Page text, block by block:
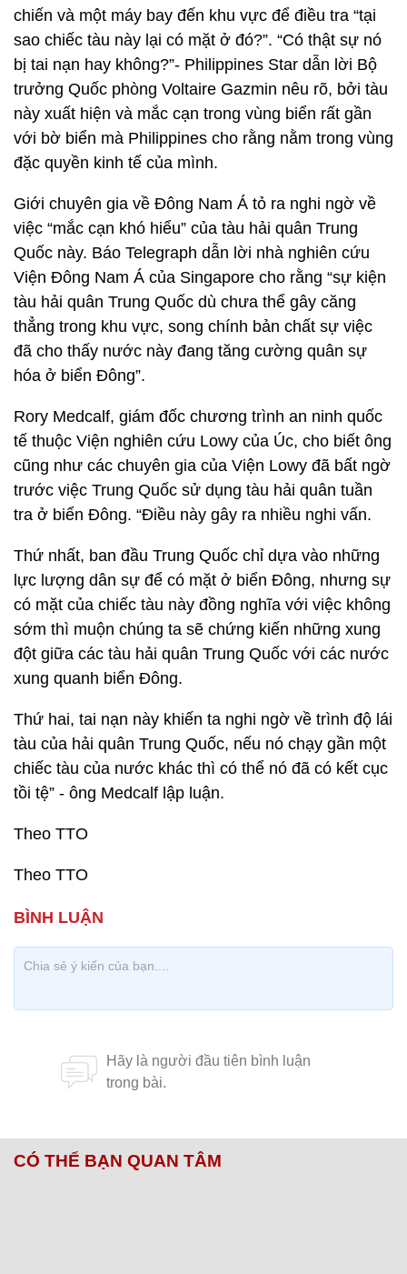
chiến và một máy bay đến khu vực để điều tra “tại
sao chiếc tàu này lại có mặt ở đó?”. “Có thật sự nó
bị tai nạn hay không?”- Philippines Star dẫn lời Bộ
trưởng Quốc phòng Voltaire Gazmin nêu rõ, bởi tàu
này xuất hiện và mắc cạn trong vùng biển rất gần
với bờ biển mà Philippines cho rằng nằm trong vùng
đặc quyền kinh tế của mình.
Giới chuyên gia về Đông Nam Á tỏ ra nghi ngờ về
việc “mắc cạn khó hiểu” của tàu hải quân Trung
Quốc này. Báo Telegraph dẫn lời nhà nghiên cứu
Viện Đông Nam Á của Singapore cho rằng “sự kiện
tàu hải quân Trung Quốc dù chưa thể gây căng
thẳng trong khu vực, song chính bản chất sự việc
đã cho thấy nước này đang tăng cường quân sự
hóa ở biển Đông”.
Rory Medcalf, giám đốc chương trình an ninh quốc
tế thuộc Viện nghiên cứu Lowy của Úc, cho biết ông
cũng như các chuyên gia của Viện Lowy đã bất ngờ
trước việc Trung Quốc sử dụng tàu hải quân tuần
tra ở biển Đông. “Điều này gây ra nhiều nghi vấn.
Thứ nhất, ban đầu Trung Quốc chỉ dựa vào những
lực lượng dân sự để có mặt ở biển Đông, nhưng sự
có mặt của chiếc tàu này đồng nghĩa với việc không
sớm thì muộn chúng ta sẽ chứng kiến những xung
đột giữa các tàu hải quân Trung Quốc với các nước
xung quanh biển Đông.
Thứ hai, tai nạn này khiến ta nghi ngờ về trình độ lái
tàu của hải quân Trung Quốc, nếu nó chạy gần một
chiếc tàu của nước khác thì có thể nó đã có kết cục
tồi tệ” - ông Medcalf lập luận.
Theo TTO
Theo TTO
CÓ THỂ BẠN QUAN TÂM